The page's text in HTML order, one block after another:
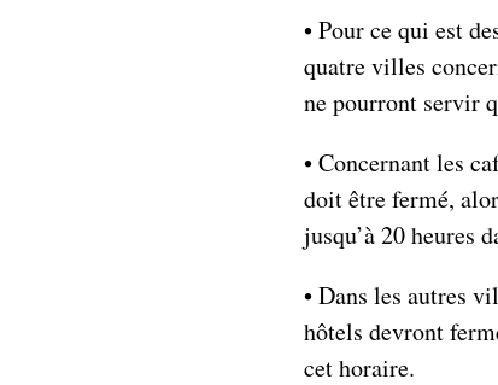
• Pour ce qui est
quatre villes
ne pourront servir
• Concernant les
doit être fermé,
jusqu’à 20 heures
• Dans les autres
hôtels devront
cet horaire.